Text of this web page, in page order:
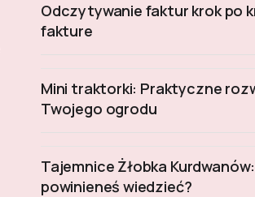
Odczytywanie faktur krok po
fakture
Mini traktorki: Praktyczne
Twojego ogrodu
Tajemnice Żłobka
powinieneś wiedzieć?